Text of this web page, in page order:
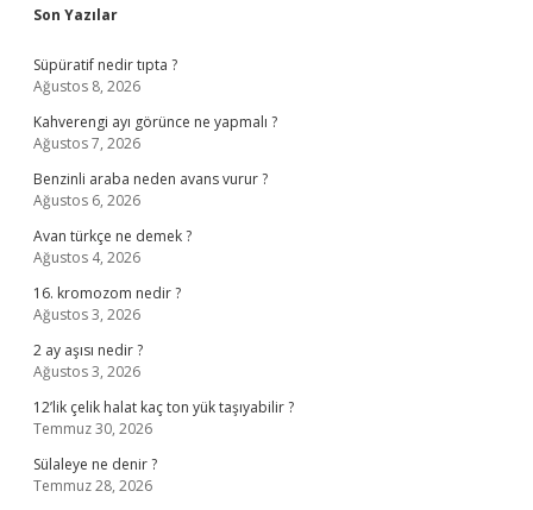
Sidebar
Son Yazılar
Süpüratif nedir tıpta ?
Ağustos 8, 2026
Kahverengi ayı görünce ne yapmalı ?
Ağustos 7, 2026
Benzinli araba neden avans vurur ?
Ağustos 6, 2026
Avan türkçe ne demek ?
Ağustos 4, 2026
16. kromozom nedir ?
Ağustos 3, 2026
2 ay aşısı nedir ?
Ağustos 3, 2026
12’lik çelik halat kaç ton yük taşıyabilir ?
Temmuz 30, 2026
Sülaleye ne denir ?
Temmuz 28, 2026